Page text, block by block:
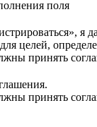
поля
я
целей,
принять
принять